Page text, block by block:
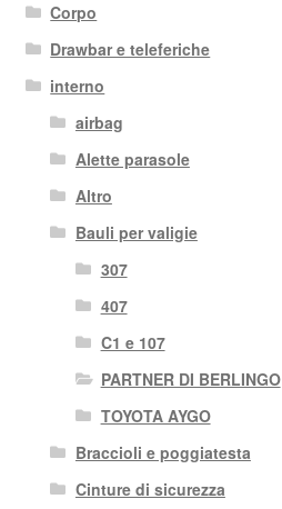
Corpo
Drawbar e teleferiche
interno
airbag
Alette parasole
Altro
Bauli per valigie
307
407
C1 e 107
PARTNER DI BERLINGO
TOYOTA AYGO
Braccioli e poggiatesta
Cinture di sicurezza